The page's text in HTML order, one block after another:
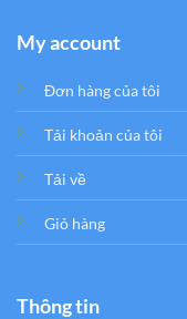
My account
Đơn hàng của tôi
Tải khoản của tôi
Tải về
Giỏ hàng
Thông tin